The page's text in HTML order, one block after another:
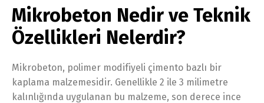
Mikrobeton Nedir ve Teknik
Özellikleri Nelerdir?
Mikrobeton, polimer modifiyeli çimento bazlı bir
kaplama malzemesidir. Genellikle 2 ile 3 milimetre
kalınlığında uygulanan bu malzeme, son derece ince